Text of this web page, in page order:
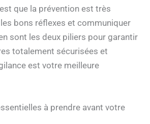
que la prévention est très
bons réflexes et communiquer
sont les deux piliers pour garantir
totalement sécurisées et
est votre meilleure
à prendre avant votre